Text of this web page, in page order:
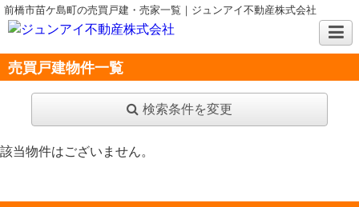
前橋市苗ケ島町の売買戸建・売家一覧｜ジュンアイ不動産株式会社
売買戸建物件一覧
検索条件を変更
該当物件はございません。